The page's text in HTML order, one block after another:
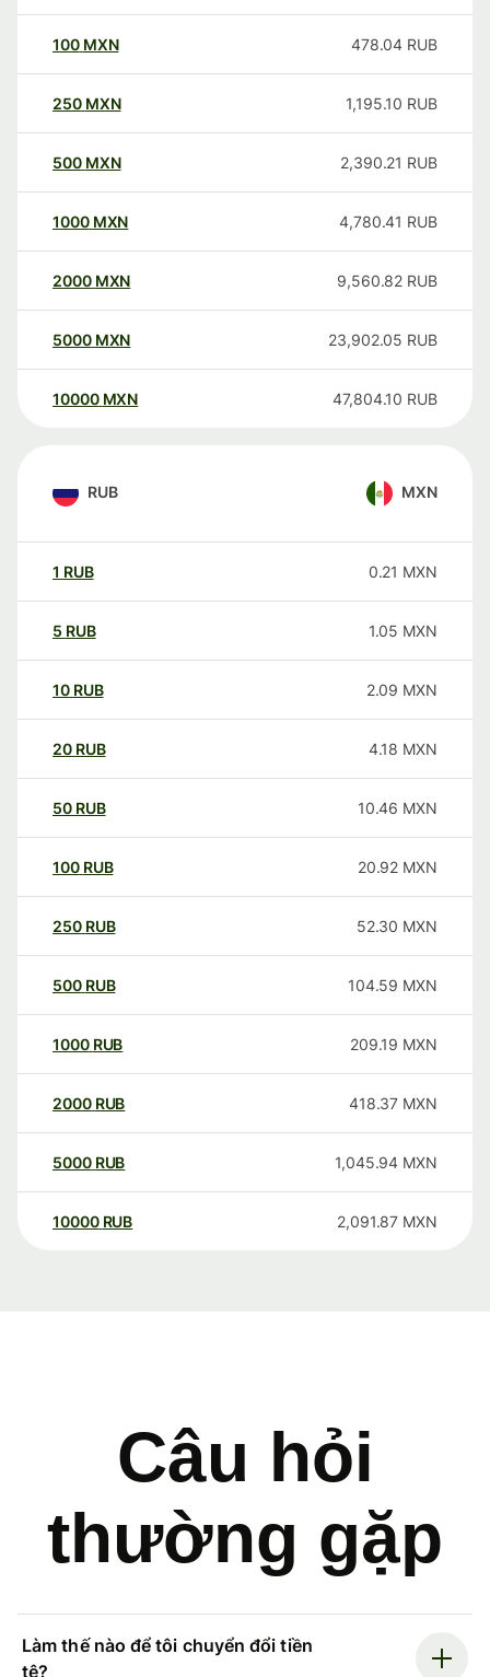
100 MXN 478.04 RUB
250 MXN 1,195.10 RUB
500 MXN 2,390.21 RUB
1000 MXN 4,780.41 RUB
2000 MXN 9,560.82 RUB
5000 MXN 23,902.05 RUB
10000 MXN 47,804.10 RUB
RUB MXN
1 RUB 0.21 MXN
5 RUB 1.05 MXN
10 RUB 2.09 MXN
20 RUB 4.18 MXN
50 RUB 10.46 MXN
100 RUB 20.92 MXN
250 RUB 52.30 MXN
500 RUB 104.59 MXN
1000 RUB 209.19 MXN
2000 RUB 418.37 MXN
5000 RUB 1,045.94 MXN
10000 RUB 2,091.87 MXN
Câu hỏi
thường gặp
Làm thế nào để tôi chuyển đổi tiền
tệ?